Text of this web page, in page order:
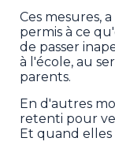
Ces mesures,
permis à ce
de passer
à l'école, au
parents.
En d'autres
retenti pour
Et quand elles